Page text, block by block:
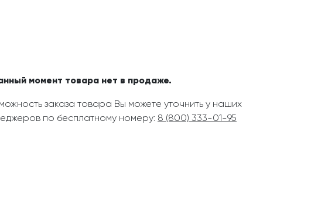
момент товара нет в продаже.
заказа товара Вы можете уточнить у наших
по бесплатному номеру: 8 (800) 333-01-95